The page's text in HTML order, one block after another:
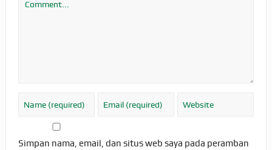
Simpan nama, email, dan situs web saya pada peramban